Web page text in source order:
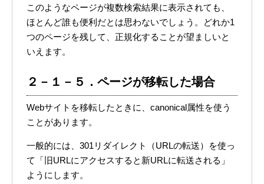
このようなページが複数検索結果に表示されても、
ほとんど誰も便利だとは思わないでしょう。どれか1
つのページを残して、正規化することが望ましいと
いえます。
２－１－５．ページが移転した場合
Webサイトを移転したときに、canonical属性を使う
ことがあります。
一般的には、301リダイレクト（URLの転送）を使っ
て「旧URLにアクセスすると新URLに転送される」
ようにします。